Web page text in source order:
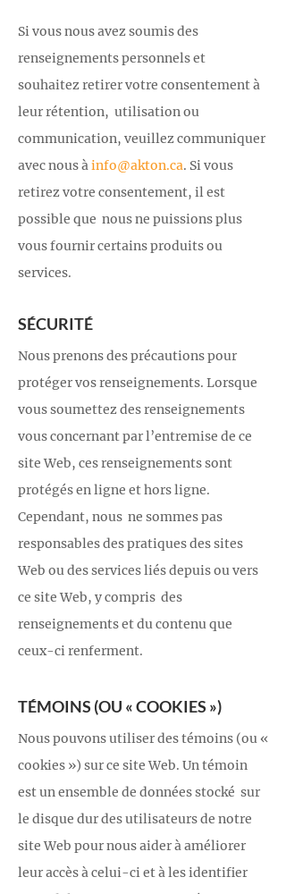
Si vous nous avez soumis des
renseignements personnels et
souhaitez retirer votre consentement à
leur rétention, utilisation ou
communication, veuillez communiquer
avec nous àinfo@akton.ca. Si vous
retirez votre consentement, il est
possible que nous ne puissions plus
vous fournir certains produits ou
services.
SÉCURITÉ
Nous prenons des précautions pour
protéger vos renseignements. Lorsque
vous soumettez des renseignements
vous concernant par l’entremise de ce
site Web, ces renseignements sont
protégés en ligne et hors ligne.
Cependant, nous ne sommes pas
responsables des pratiques des sites
Web ou des services liés depuis ou vers
ce site Web, y compris des
renseignements et du contenu que
ceux-ci renferment.
TÉMOINS (OU « COOKIES »)
Nous pouvons utiliser des témoins (ou «
cookies ») sur ce site Web. Un témoin
est un ensemble de données stocké sur
le disque dur des utilisateurs de notre
site Web pour nous aider à améliorer
leur accès à celui-ci et à les identifier